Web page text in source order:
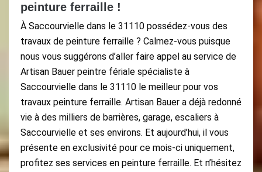
peinture ferraille !
À Saccourvielle dans le 31110 possédez-vous des
travaux de peinture ferraille ? Calmez-vous puisque
nous vous suggérons d’aller faire appel au service de
Artisan Bauer peintre fériale spécialiste à
Saccourvielle dans le 31110 le meilleur pour vos
travaux peinture ferraille. Artisan Bauer a déjà redonné
vie à des milliers de barrières, garage, escaliers à
Saccourvielle et ses environs. Et aujourd’hui, il vous
présente en exclusivité pour ce mois-ci uniquement,
profitez ses services en peinture ferraille. Et n’hésitez